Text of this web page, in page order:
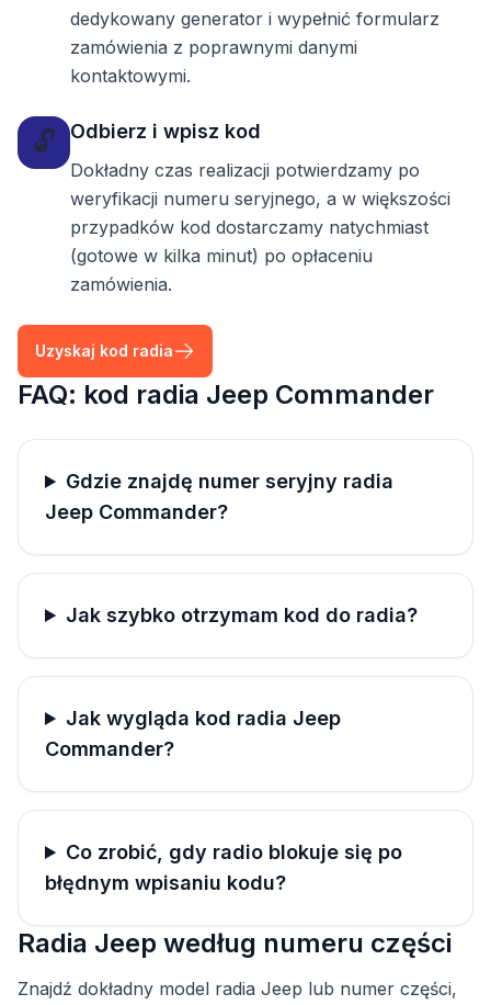
dedykowany generator i wypełnić formularz
zamówienia z poprawnymi danymi
kontaktowymi.
🔓 Odbierz i wpisz kod
Dokładny czas realizacji potwierdzamy po
weryfikacji numeru seryjnego, a w większości
przypadków kod dostarczamy natychmiast
(gotowe w kilka minut) po opłaceniu
zamówienia.
Uzyskaj kod radia
FAQ: kod radia Jeep Commander
Gdzie znajdę numer seryjny radia
Jeep Commander?
Jak szybko otrzymam kod do radia?
Jak wygląda kod radia Jeep
Commander?
Co zrobić, gdy radio blokuje się po
błędnym wpisaniu kodu?
Radia Jeep według numeru części
Znajdź dokładny model radia Jeep lub numer części,